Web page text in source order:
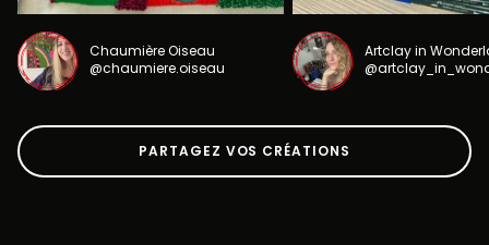
Chaumière Oiseau
@chaumiere.oiseau
Artclay in
PARTAGEZ VOS CRÉATIONS